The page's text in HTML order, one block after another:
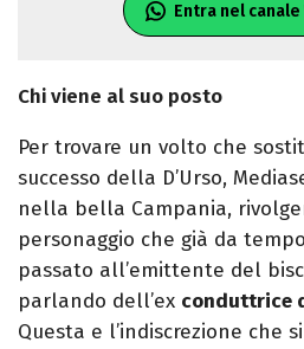
Entra nel
Chi viene al suo posto
Per trovare un volto che
successo della D’Urso,
nella bella Campania,
personaggio che già da
passato all’emittente del
parlando dell’ex conduttrice
Questa e l’indiscrezione che